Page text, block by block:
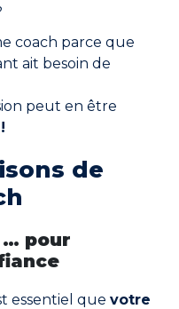
coach parce que
ait besoin de
peut en être
de
… pour
essentiel que votre